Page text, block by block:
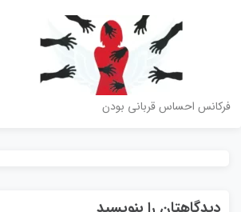
فرکانس احساس قربانی بودن